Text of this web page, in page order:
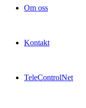
Om oss
Kontakt
TeleControlNet